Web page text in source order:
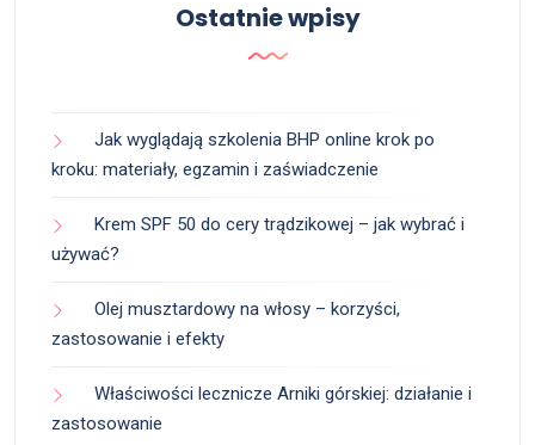
Ostatnie wpisy
Jak wyglądają szkolenia BHP online krok po
kroku: materiały, egzamin i zaświadczenie
Krem SPF 50 do cery trądzikowej – jak wybrać i
używać?
Olej musztardowy na włosy – korzyści,
zastosowanie i efekty
Właściwości lecznicze Arniki górskiej: działanie i
zastosowanie